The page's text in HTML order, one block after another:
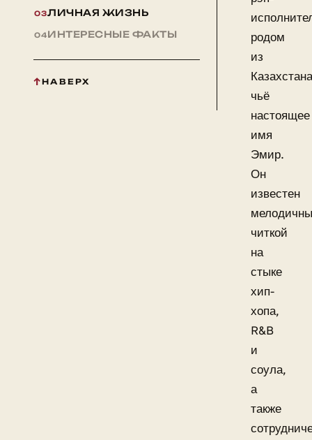
ЛИЧНАЯ ЖИЗНЬ
ИНТЕРЕСНЫЕ ФАКТЫ
НАВЕРХ
родом
из
чьё
настоящее
имя
Эмир.
Он
известен
читкой
на
стыке
хип-
хопа,
R&B
и
соула,
а
также